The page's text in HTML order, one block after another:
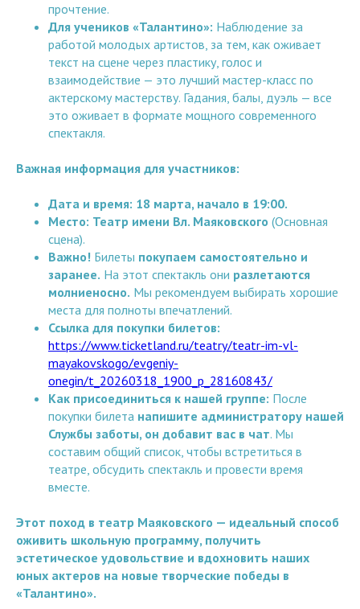
прочтение.
Для учеников «Талантино»: Наблюдение за
работой молодых артистов, за тем, как оживает
текст на сцене через пластику, голос и
взаимодействие — это лучший мастер-класс по
актерскому мастерству. Гадания, балы, дуэль — все
это оживает в формате мощного современного
спектакля.
Важная информация для участников:
Дата и время: 18 марта, начало в 19:00.
Место: Театр имени Вл. Маяковского (Основная
сцена).
Важно! Билеты покупаем самостоятельно и
заранее. На этот спектакль они разлетаются
молниеносно. Мы рекомендуем выбирать хорошие
места для полноты впечатлений.
Ссылка для покупки билетов:
https://www.ticketland.ru/teatry/teatr-im-vl-
mayakovskogo/evgeniy-
onegin/t_20260318_1900_p_28160843/
Как присоединиться к нашей группе: После
покупки билета напишите администратору нашей
Службы заботы, он добавит вас в чат. Мы
составим общий список, чтобы встретиться в
театре, обсудить спектакль и провести время
вместе.
Этот поход в театр Маяковского — идеальный способ
оживить школьную программу, получить
эстетическое удовольствие и вдохновить наших
юных актеров на новые творческие победы в
«Талантино».